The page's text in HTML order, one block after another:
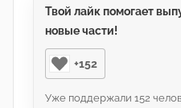
Твой лайк помогает
новые части!
+152
Уже поддержали 152